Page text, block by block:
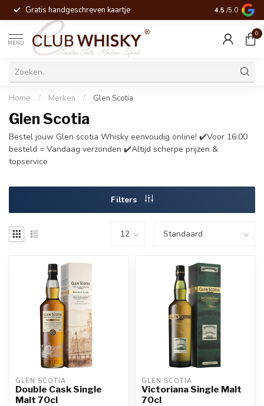
Gratis handgeschreven kaartje Voor 16:00
4.5 /5.0
MENU
0
Home / Merken / Glen Scotia
Glen Scotia
Bestel jouw Glen scotia Whisky eenvoudig online! ✔️Voor 16:00
besteld = Vandaag verzonden ✔️Altijd scherpe prijzen &
topservice
Filters
GLEN SCOTIA
Double Cask Single
Malt 70cl
GLEN SCOTIA
Victoriana Single Malt
70cl